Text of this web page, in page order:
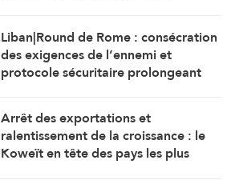
Liban|Round de Rome : consécration
des exigences de l’ennemi et
protocole sécuritaire prolongeant
Arrêt des exportations et
ralentissement de la croissance : le
Koweït en tête des pays les plus